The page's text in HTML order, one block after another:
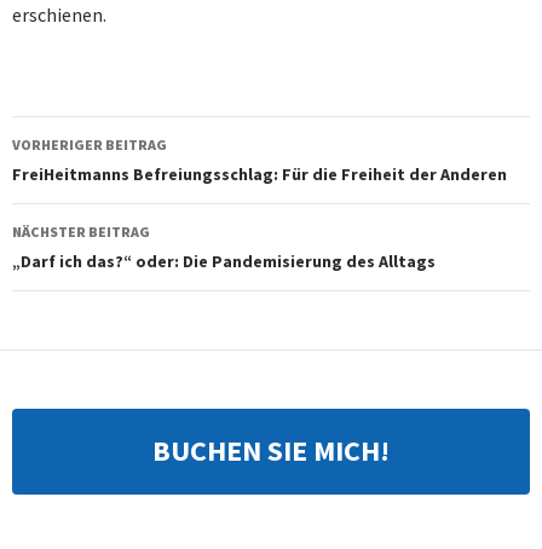
erschienen.
Beitragsnavigation
VORHERIGER BEITRAG
FreiHeitmanns Befreiungsschlag: Für die Freiheit der Anderen
NÄCHSTER BEITRAG
„Darf ich das?“ oder: Die Pandemisierung des Alltags
BUCHEN SIE MICH!